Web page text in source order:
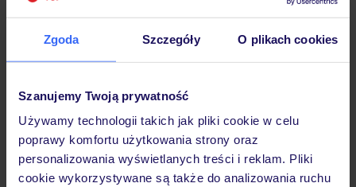
Zgoda Szczegóły O plikach cookies
Szanujemy Twoją prywatność
Używamy technologii takich jak pliki cookie w celu
poprawy komfortu użytkowania strony oraz
personalizowania wyświetlanych treści i reklam. Pliki
cookie wykorzystywane są także do analizowania ruchu
Pokoje